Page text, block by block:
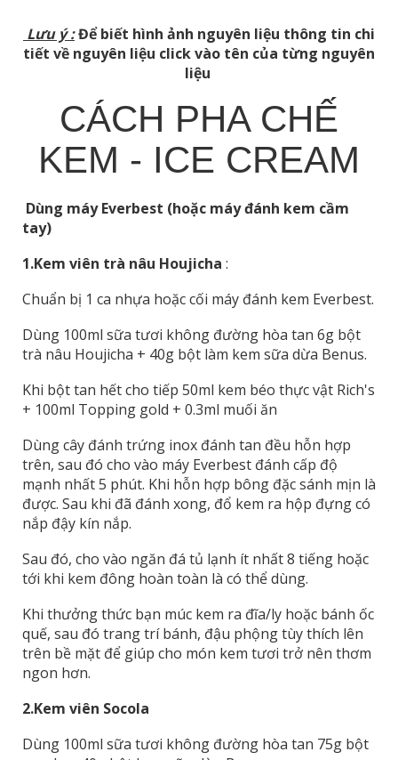
Lưu ý :Để biết hình ảnh nguyên liệu thông tin chi
tiết về nguyên liệu click vào tên của từng nguyên
liệu
CÁCH PHA CHẾ
KEM - ICE CREAM
Dùng máy Everbest (hoặc máy đánh kem cầm
tay)
1.Kem viên trà nâu Houjicha :
Chuẩn bị 1 ca nhựa hoặc cối máy đánh kem Everbest.
Dùng 100ml sữa tươi không đường hòa tan 6g bột
trà nâu Houjicha + 40g bột làm kem sữa dừa Benus.
Khi bột tan hết cho tiếp 50ml kem béo thực vật Rich's
+ 100ml Topping gold + 0.3ml muối ăn
Dùng cây đánh trứng inox đánh tan đều hỗn hợp
trên, sau đó cho vào máy Everbest đánh cấp độ
mạnh nhất 5 phút. Khi hỗn hợp bông đặc sánh mịn là
được. Sau khi đã đánh xong, đổ kem ra hộp đựng có
nắp đậy kín nắp.
Sau đó, cho vào ngăn đá tủ lạnh ít nhất 8 tiếng hoặc
tới khi kem đông hoàn toàn là có thể dùng.
Khi thưởng thức bạn múc kem ra đĩa/ly hoặc bánh ốc
quế, sau đó trang trí bánh, đậu phộng tùy thích lên
trên bề mặt để giúp cho món kem tươi trở nên thơm
ngon hơn.
2.Kem viên Socola
Dùng 100ml sữa tươi không đường hòa tan 75g bột